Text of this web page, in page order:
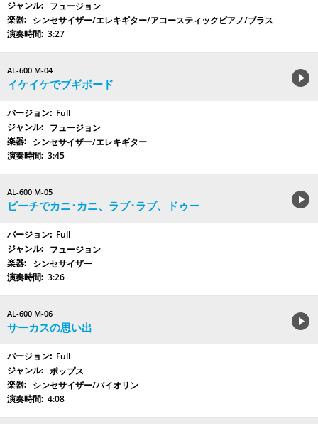
フュージョン
シンセサイザー/エレキギター/アコースティックピアノ/ブラス
3:27
AL-600 M-04
イケイケでブギボード
Full
フュージョン
シンセサイザー/エレキギター
3:45
AL-600 M-05
ビーチでカニ･カニ、ラブ･ラブ、ドゥー
Full
フュージョン
シンセサイザー
3:26
AL-600 M-06
サーカスの思い出
Full
ポップス
シンセサイザー/バイオリン
4:08